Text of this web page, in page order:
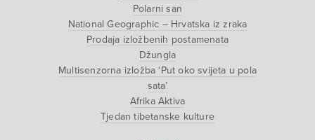
Polarni san
National Geographic – Hrvatska iz zraka
Prodaja izložbenih postamenata
Džungla
Multisenzorna izložba ‘Put oko svijeta u pola
sata’
Afrika Aktiva
Tjedan tibetanske kulture